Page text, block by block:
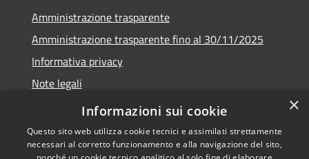
Amministrazione trasparente
Amministrazione trasparente fino al 30/11/2025
Informativa privacy
Note legali
Dichiarazione di accessibilità
×
Informazioni sui cookie
Questo sito web utilizza cookie tecnici e assimilati strettamente
necessari al corretto funzionamento e alla navigazione del sito,